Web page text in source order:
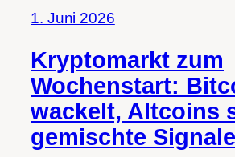
1. Juni 2026
Kryptomarkt zum
Wochenstart:
wackelt, Altcoins
gemischte Signale